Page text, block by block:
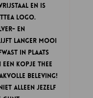
en is
logo.
en
langer mooi
in plaats
een kopje thee
beleving!
alleen jezelf